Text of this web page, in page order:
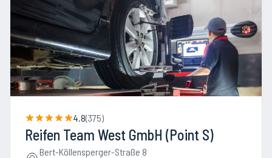
4.8(375)
Reifen Team West GmbH (Point S)
Bert-Köllensperger-Straße 8